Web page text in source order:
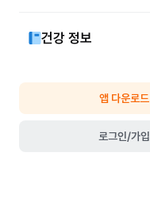
건강 정보
앱 다운로드
로그인/가입